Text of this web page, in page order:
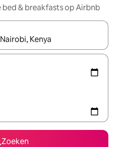
& breakfasts op Airbnb
zijn, maak je een keuze
Zoeken